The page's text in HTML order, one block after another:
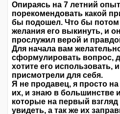
Опираясь на 7 летний
порекомендовать какой
бы подошел. Что бы потом
желания его выкинуть, и
прослужил верой и
Для начала вам
сформулировать вопрос,
хотите его использовать,
присмотрели для себя.
Я не продавец, я просто
их, и знаю в
которые на первый взгляд
увидеть, а так же их